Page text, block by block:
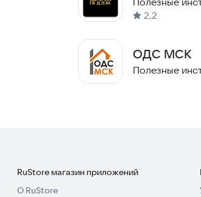
2,2
ОДС МСК
Полезные
RuStore магазин приложений
О RuStore